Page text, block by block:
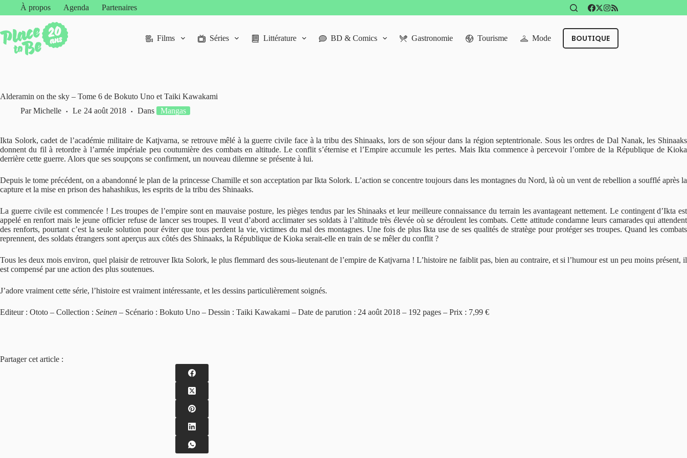
À propos Agenda Partenaires
Films Séries Littérature BD & Comics Gastronomie Tourisme Mode BOUTIQUE
Alderamin on the sky – Tome 6 de Bokuto Uno et Taiki Kawakami
Par Michelle Le 24 août 2018 Dans Mangas
Ikta Solork, cadet de l’académie militaire de Katjvarna, se retrouve mêlé à la guerre civile face à la tribu des Shinaaks, lors de son séjour dans la région septentrionale. Sous les ordres de Dal Nanak, les Shinaaks
donnent du fil à retordre à l’armée impériale peu coutumière des combats en altitude. Le conflit s’éternise et l’Empire accumule les pertes. Mais Ikta commence à percevoir l’ombre de la République de Kioka
derrière cette guerre. Alors que ses soupçons se confirment, un nouveau dilemne se présente à lui.
Depuis le tome précédent, on a abandonné le plan de la princesse Chamille et son acceptation par Ikta Solork. L’action se concentre toujours dans les montagnes du Nord, là où un vent de rebellion a soufflé après la
capture et la mise en prison des hahashikus, les esprits de la tribu des Shinaaks.
La guerre civile est commencée ! Les troupes de l’empire sont en mauvaise posture, les pièges tendus par les Shinaaks et leur meilleure connaissance du terrain les avantageant nettement. Le contingent d’Ikta est
appelé en renfort mais le jeune officier refuse de lancer ses troupes. Il veut d’abord acclimater ses soldats à l’altitude très élevée où se déroulent les combats. Cette attitude condamne leurs camarades qui attendent
des renforts, pourtant c’est la seule solution pour éviter que tous perdent la vie, victimes du mal des montagnes. Une fois de plus Ikta use de ses qualités de stratège pour protéger ses troupes. Quand les combats
reprennent, des soldats étrangers sont aperçus aux côtés des Shinaaks, la République de Kioka serait-elle en train de se mêler du conflit ?
Tous les deux mois environ, quel plaisir de retrouver Ikta Solork, le plus flemmard des sous-lieutenant de l’empire de Katjvarna ! L’histoire ne faiblit pas, bien au contraire, et si l’humour est un peu moins présent, il
est compensé par une action des plus soutenues.
J’adore vraiment cette série, l’histoire est vraiment intéressante, et les dessins particulièrement soignés.
Editeur : Ototo – Collection : Seinen – Scénario : Bokuto Uno – Dessin : Taiki Kawakami – Date de parution : 24 août 2018 – 192 pages – Prix : 7,99 €
Partager cet article :